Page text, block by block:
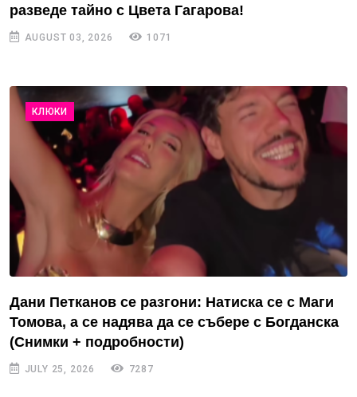
разведе тайно с Цвета Гагарова!
AUGUST 03, 2026 1071
КЛЮКИ
Дани Петканов се разгони: Натиска се с Маги
Томова, а се надява да се събере с Богданска
(Снимки + подробности)
JULY 25, 2026 7287